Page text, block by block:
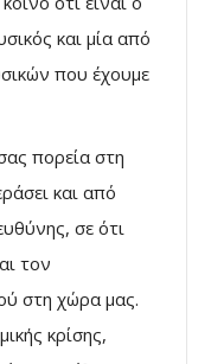
και μία από
που έχουμε
πορεία στη
και από
σε ότι
τον
στη χώρα μας.
κρίσης,